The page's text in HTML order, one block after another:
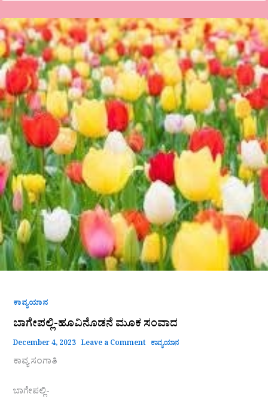
ಕಾವ್ಯಯಾನ
ಬಾಗೇಪಲ್ಲಿ-ಹೂವಿನೊಡನೆ ಮೂಕ ಸಂವಾದ
December 4, 2023 Leave a Comment ಕಾವ್ಯಯಾನ
ಕಾವ್ಯ ಸಂಗಾತಿ
ಬಾಗೇಪಲ್ಲಿ-
ಬಾಗೇಪಲ್ಲಿ-
ಹೂವಿನೊಡನೆ
ಮೂಕ
ಸಂವಾದ